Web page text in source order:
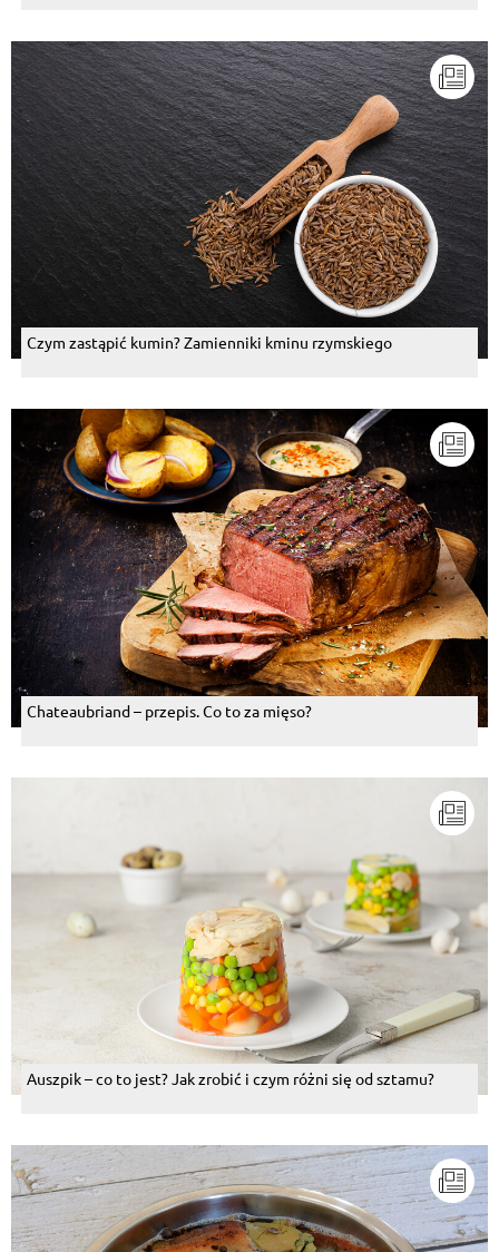
Czym zastąpić kumin? Zamienniki kminu rzymskiego
Chateaubriand – przepis. Co to za mięso?
Auszpik – co to jest? Jak zrobić i czym różni się od sztamu?